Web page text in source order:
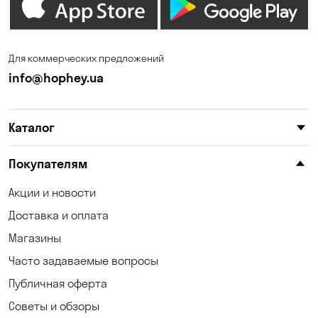
Зазимье Запорожье
Каменные Потоки
Клинцы
Корсунцы
Коцюбинское
Кривой Рог
Кропивницкий
Для коммерческих предложений
info@hophey.ua
Каталог
Покупателям
Акции и новости
Доставка и оплата
Магазины
Часто задаваемые вопросы
Публичная оферта
Советы и обзоры